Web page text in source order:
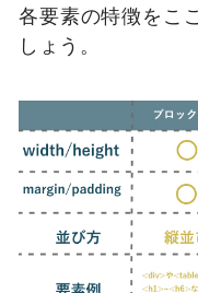
各要素の特徴をこ
しょう。